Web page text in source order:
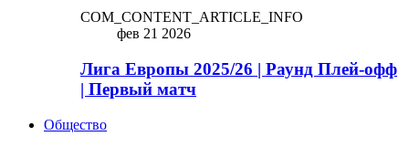
COM_CONTENT_ARTICLE_INFO
фев 21 2026
Лига Европы 2025/26 | Раунд Плей-офф
| Первый матч
Общество